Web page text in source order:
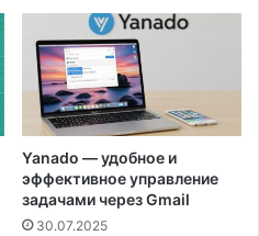
Yanado — удобное и
эффективное управление
задачами через Gmail
30.07.2025